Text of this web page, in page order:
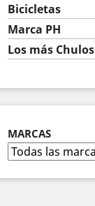
Bicicletas
Marca PH
Los más Chulos
MARCAS